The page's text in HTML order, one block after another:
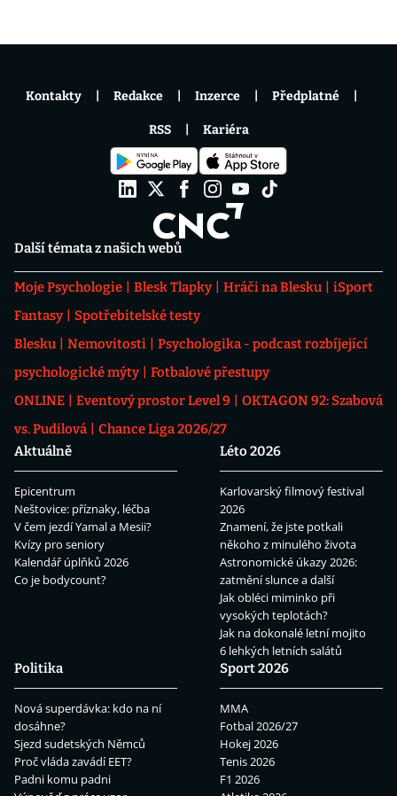
Další témata z našich webů
Moje Psychologie Blesk Tlapky Hráči na Blesku
iSport
Fantasy
Spotřebitelské testy
Blesku
Nemovitosti
Psychologika - podcast rozbíjející
psychologické mýty
Fotbalové přestupy
ONLINE
Eventový prostor Level 9
OKTAGON 92: Szabová
vs. Pudilová
Chance Liga 2026/27
Aktuálně
Epicentrum
Neštovice: příznaky, léčba
V čem jezdí Yamal a Mesii?
Kvízy pro seniory
Kalendář úplňků 2026
Co je bodycount?
Léto 2026
Karlovarský filmový festival
2026
Znamení, že jste potkali
někoho z minulého života
Astronomické úkazy 2026:
zatmění slunce a další
Jak obléci miminko při
vysokých teplotách?
Jak na dokonalé letní mojito
6 lehkých letních salátů
Politika
Nová superdávka: kdo na ní
dosáhne?
Sjezd sudetských Němců
Proč vláda zavádí EET?
Padni komu padni
Sport 2026
MMA
Fotbal 2026/27
Hokej 2026
Tenis 2026
F1 2026
Kontakty Redakce Inzerce Předplatné
RSS Kariéra